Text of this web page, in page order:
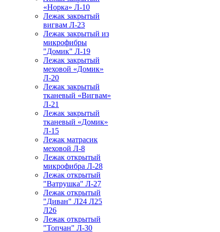
«Норка» Л-10
Лежак закрытый
вигвам Л-23
Лежак закрытый из
микрофибры
"Домик" Л-19
Лежак закрытый
меховой «Домик»
Л-20
Лежак закрытый
тканевый «Вигвам»
Л-21
Лежак закрытый
тканевый «Домик»
Л-15
Лежак матрасик
меховой Л-8
Лежак открытый
микрофибра Л-28
Лежак открытый
"Ватрушка" Л-27
Лежак открытый
"Диван" Л24 Л25
Л26
Лежак открытый
"Топчан" Л-30